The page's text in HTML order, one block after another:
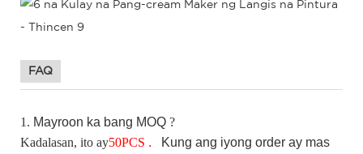
FAQ
1. Mayroon ka bang MOQ ?
Kadalasan, ito ay50PCS . Kung ang iyong order ay mas